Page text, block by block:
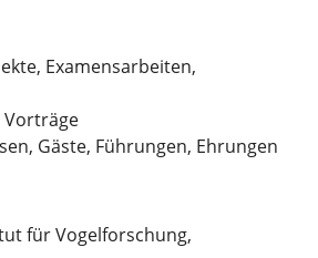
Examensarbeiten,
Vorträge
Gäste, Führungen, Ehrungen
für Vogelforschung,